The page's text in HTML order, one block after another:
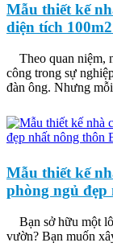
Mẫu thiết kế
diện tích
Theo quan niệm,
công trong sự
đàn ông. Nhưng
Mẫu thiết kế
phòng ngủ đẹp
Bạn sở hữu một lô
vườn? Bạn muốn